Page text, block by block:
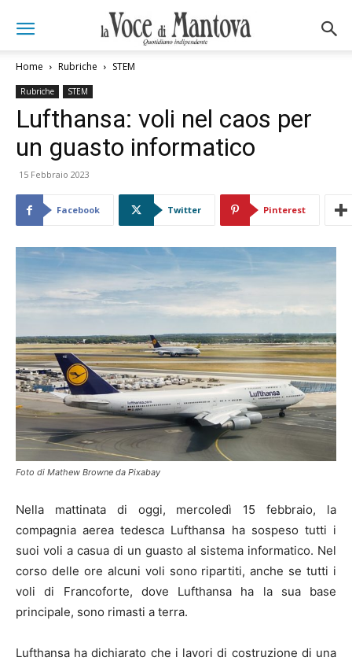
Home Rubriche STEM
Rubriche STEM
Lufthansa: voli nel caos per
un guasto informatico
15 Febbraio 2023
Facebook Twitter Pinterest
Foto di Mathew Browne da Pixabay
Nella mattinata di oggi, mercoledì 15 febbraio, la
compagnia aerea tedesca Lufthansa ha sospeso tutti i
suoi voli a casua di un guasto al sistema informatico. Nel
corso delle ore alcuni voli sono ripartiti, anche se tutti i
voli di Francoforte, dove Lufthansa ha la sua base
principale, sono rimasti a terra.
Lufthansa ha dichiarato che i lavori di costruzione di una